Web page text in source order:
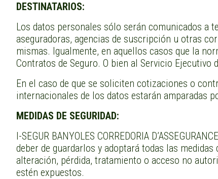
DESTINATARIOS:
Los datos personales sólo serán comunicados a
aseguradoras, agencias de suscripción u otras
mismas. Igualmente, en aquellos casos que la
Contratos de Seguro. O bien al Servicio
En el caso de que se soliciten cotizaciones o
internacionales de los datos estarán amparadas
MEDIDAS DE SEGURIDAD:
I-SEGUR BANYOLES CORREDORIA
deber de guardarlos y adoptará todas las
alteración, pérdida, tratamiento o acceso no
estén expuestos.